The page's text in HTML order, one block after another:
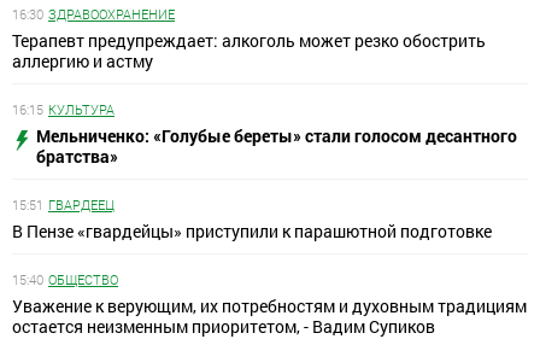
16:30 ЗДРАВООХРАНЕНИЕ
Терапевт предупреждает: алкоголь может резко обострить
аллергию и астму
16:15 КУЛЬТУРА
Мельниченко: «Голубые береты» стали голосом десантного
братства»
15:51 ГВАРДЕЕЦ
В Пензе «гвардейцы» приступили к парашютной подготовке
15:40 ОБЩЕСТВО
Уважение к верующим, их потребностям и духовным традициям
остается неизменным приоритетом, - Вадим Супиков